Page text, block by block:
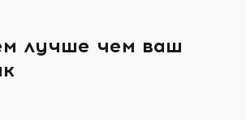
лучше чем ваш